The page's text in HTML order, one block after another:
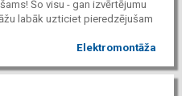
Šo visu - gan izvērtējumu
labāk uzticiet pieredzējušam
Elektromontāža